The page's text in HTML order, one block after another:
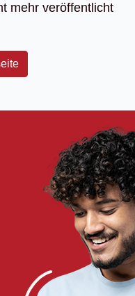
mehr veröffentlicht